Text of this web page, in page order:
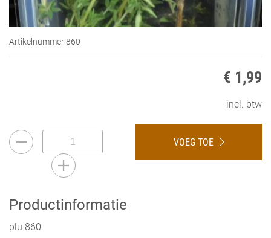
Artikelnummer:860
€ 1,99
incl. btw
VOEG TOE
Productinformatie
plu 860